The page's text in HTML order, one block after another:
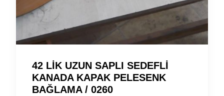
42 LİK UZUN SAPLI SEDEFLİ
KANADA KAPAK PELESENK
BAĞLAMA / 0260